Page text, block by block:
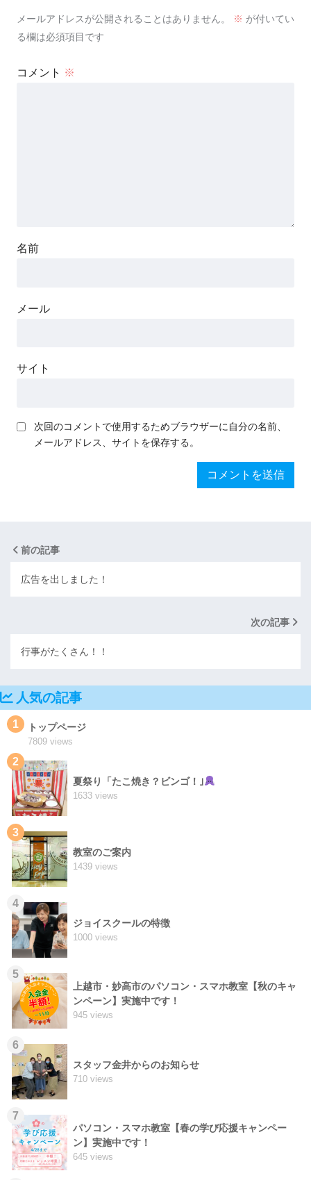
メールアドレスが公開されることはありません。 ※ が付いてい
る欄は必須項目です
コメント ※
名前
メール
サイト
次回のコメントで使用するためブラウザーに自分の名前、
メールアドレス、サイトを保存する。
前の記事
広告を出しました！
次の記事
行事がたくさん！！
人気の記事
1 トップページ
7809 views
2
夏祭り「たこ焼き？ビンゴ！｣
1633 views
3
教室のご案内
1439 views
4
ジョイスクールの特徴
1000 views
5
上越市・妙高市のパソコン・スマホ教室【秋のキャ
ンペーン】実施中です！
945 views
6
スタッフ金井からのお知らせ
710 views
7
パソコン・スマホ教室【春の学び応援キャンペー
ン】実施中です！
645 views